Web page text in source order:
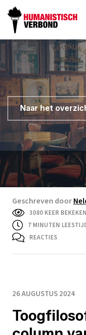
Naar het
Geschreven door
3080 KEER BEKEKEN
7 MINUTEN
REACTIES
26 AUGUSTUS 2024